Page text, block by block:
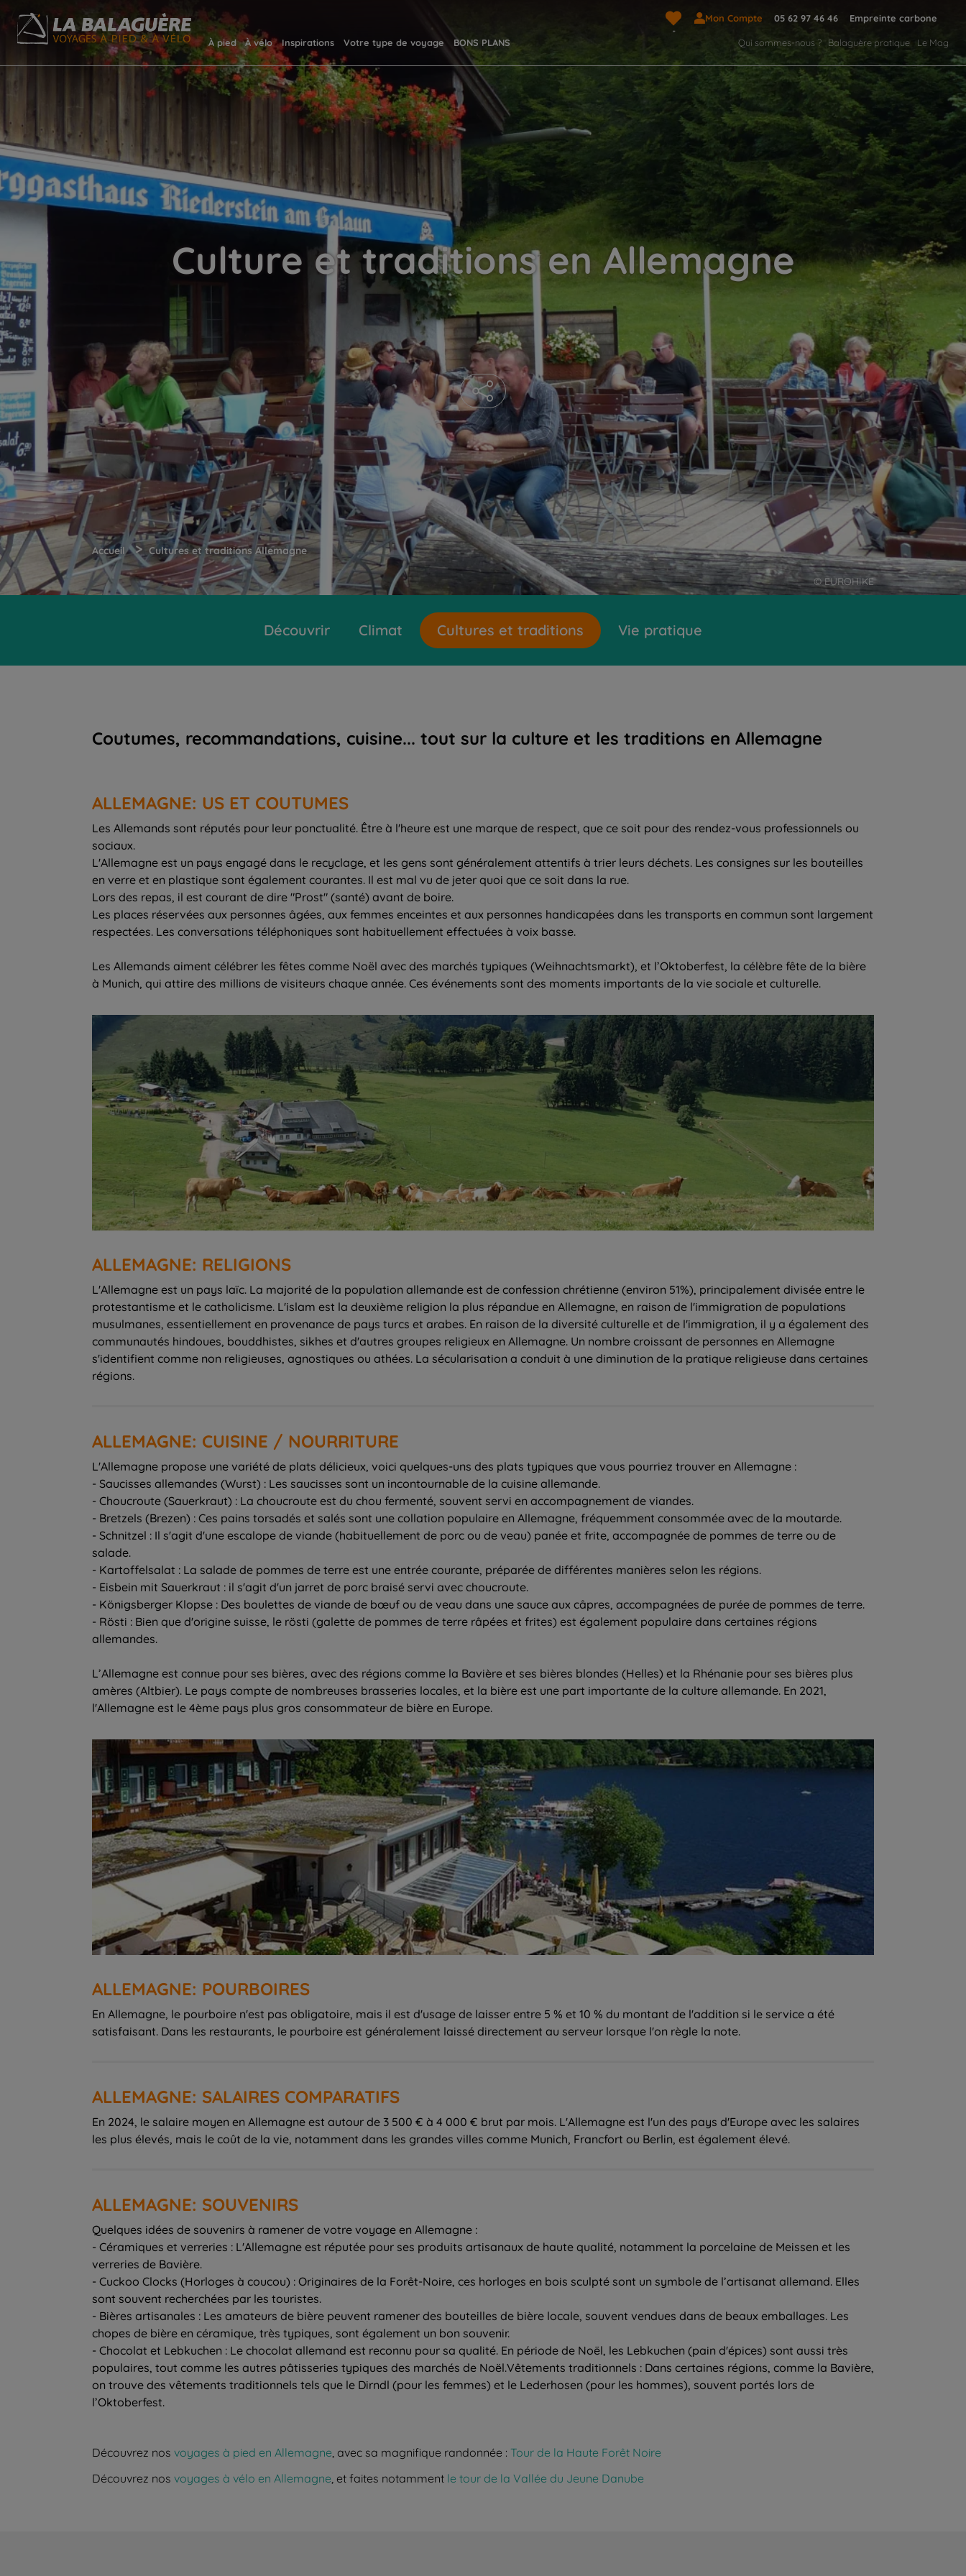
Mon Compte 05 62 97 46 46 Empreinte carbone
À pied À vélo Inspirations Votre type de voyage BONS PLANS Qui sommes-nous ? Balaguère pratique Le Mag
© EUROHIKE
Culture et traditions en Allemagne
Accueil > Cultures et traditions Allemagne
Découvrir Climat Cultures et traditions Vie pratique
Coutumes, recommandations, cuisine... tout sur la culture et les traditions en Allemagne
ALLEMAGNE: US ET COUTUMES
Les Allemands sont réputés pour leur ponctualité. Être à l'heure est une marque de respect, que ce soit pour des rendez-vous professionnels ou
sociaux.
L'Allemagne est un pays engagé dans le recyclage, et les gens sont généralement attentifs à trier leurs déchets. Les consignes sur les bouteilles
en verre et en plastique sont également courantes. Il est mal vu de jeter quoi que ce soit dans la rue.
Lors des repas, il est courant de dire "Prost" (santé) avant de boire.
Les places réservées aux personnes âgées, aux femmes enceintes et aux personnes handicapées dans les transports en commun sont largement
respectées. Les conversations téléphoniques sont habituellement effectuées à voix basse.
Les Allemands aiment célébrer les fêtes comme Noël avec des marchés typiques (Weihnachtsmarkt), et l’Oktoberfest, la célèbre fête de la bière
à Munich, qui attire des millions de visiteurs chaque année. Ces événements sont des moments importants de la vie sociale et culturelle.
ALLEMAGNE: RELIGIONS
L'Allemagne est un pays laïc. La majorité de la population allemande est de confession chrétienne (environ 51%), principalement divisée entre le
protestantisme et le catholicisme. L'islam est la deuxième religion la plus répandue en Allemagne, en raison de l'immigration de populations
musulmanes, essentiellement en provenance de pays turcs et arabes. En raison de la diversité culturelle et de l'immigration, il y a également des
communautés hindoues, bouddhistes, sikhes et d'autres groupes religieux en Allemagne. Un nombre croissant de personnes en Allemagne
s'identifient comme non religieuses, agnostiques ou athées. La sécularisation a conduit à une diminution de la pratique religieuse dans certaines
régions.
ALLEMAGNE: CUISINE / NOURRITURE
L'Allemagne propose une variété de plats délicieux, voici quelques-uns des plats typiques que vous pourriez trouver en Allemagne :
- Saucisses allemandes (Wurst) : Les saucisses sont un incontournable de la cuisine allemande.
- Choucroute (Sauerkraut) : La choucroute est du chou fermenté, souvent servi en accompagnement de viandes.
- Bretzels (Brezen) : Ces pains torsadés et salés sont une collation populaire en Allemagne, fréquemment consommée avec de la moutarde.
- Schnitzel : Il s'agit d'une escalope de viande (habituellement de porc ou de veau) panée et frite, accompagnée de pommes de terre ou de
salade.
- Kartoffelsalat : La salade de pommes de terre est une entrée courante, préparée de différentes manières selon les régions.
- Eisbein mit Sauerkraut : il s'agit d'un jarret de porc braisé servi avec choucroute.
- Königsberger Klopse : Des boulettes de viande de bœuf ou de veau dans une sauce aux câpres, accompagnées de purée de pommes de terre.
- Rösti : Bien que d'origine suisse, le rösti (galette de pommes de terre râpées et frites) est également populaire dans certaines régions
allemandes.
L’Allemagne est connue pour ses bières, avec des régions comme la Bavière et ses bières blondes (Helles) et la Rhénanie pour ses bières plus
amères (Altbier). Le pays compte de nombreuses brasseries locales, et la bière est une part importante de la culture allemande. En 2021,
l'Allemagne est le 4ème pays plus gros consommateur de bière en Europe.
ALLEMAGNE: POURBOIRES
En Allemagne, le pourboire n'est pas obligatoire, mais il est d'usage de laisser entre 5 % et 10 % du montant de l'addition si le service a été
satisfaisant. Dans les restaurants, le pourboire est généralement laissé directement au serveur lorsque l'on règle la note.
ALLEMAGNE: SALAIRES COMPARATIFS
En 2024, le salaire moyen en Allemagne est autour de 3 500 € à 4 000 € brut par mois. L'Allemagne est l'un des pays d'Europe avec les salaires
les plus élevés, mais le coût de la vie, notamment dans les grandes villes comme Munich, Francfort ou Berlin, est également élevé.
ALLEMAGNE: SOUVENIRS
Quelques idées de souvenirs à ramener de votre voyage en Allemagne :
- Céramiques et verreries : L'Allemagne est réputée pour ses produits artisanaux de haute qualité, notamment la porcelaine de Meissen et les
verreries de Bavière.
- Cuckoo Clocks (Horloges à coucou) : Originaires de la Forêt-Noire, ces horloges en bois sculpté sont un symbole de l’artisanat allemand. Elles
sont souvent recherchées par les touristes.
- Bières artisanales : Les amateurs de bière peuvent ramener des bouteilles de bière locale, souvent vendues dans de beaux emballages. Les
chopes de bière en céramique, très typiques, sont également un bon souvenir.
- Chocolat et Lebkuchen : Le chocolat allemand est reconnu pour sa qualité. En période de Noël, les Lebkuchen (pain d'épices) sont aussi très
populaires, tout comme les autres pâtisseries typiques des marchés de Noël.Vêtements traditionnels : Dans certaines régions, comme la Bavière,
on trouve des vêtements traditionnels tels que le Dirndl (pour les femmes) et le Lederhosen (pour les hommes), souvent portés lors de
l’Oktoberfest.
Découvrez nos voyages à pied en Allemagne , avec sa magnifique randonnée : Tour de la Haute Forêt Noire
Découvrez nos voyages à vélo en Allemagne , et faites notamment le tour de la Vallée du Jeune Danube